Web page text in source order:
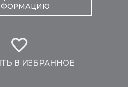
В ИЗБРАННОЕ